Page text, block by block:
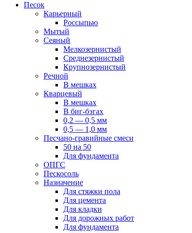
Песок
Карьерный
Россыпью
Мытый
Сеяный
Мелкозернистый
Среднезернистый
Крупнозернистый
Речной
В мешках
Кварцевый
В мешках
В биг-бэгах
0,2 — 0,5 мм
0,5 — 1,0 мм
Песчано-гравийные смеси
50 на 50
Для фундамента
ОПГС
Пескосоль
Назначение
Для стяжки пола
Для цемента
Для кладки
Для дорожных работ
Для фундамента